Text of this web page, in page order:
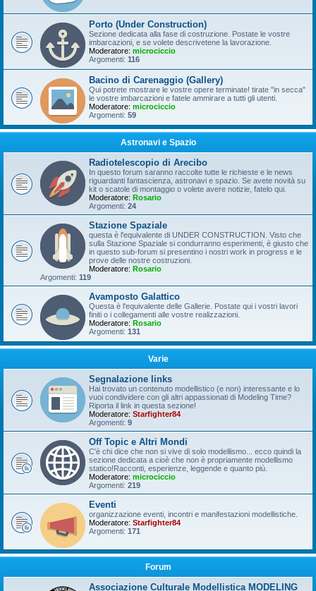
Porto (Under Construction)
Sezione dedicata alla fase di costruzione. Postate le vostre
imbarcazioni, e se volete descrivetene la lavorazione.
Moderatore: microciccio
Argomenti: 116
Bacino di Carenaggio (Gallery)
Qui potrete mostrare le vostre opere terminate! tirate "in secca"
le vostre imbarcazioni e fatele ammirare a tutti gli utenti.
Moderatore: microciccio
Argomenti: 59
Astronavi e Spazio
Radiotelescopio di Arecibo
In questo forum saranno raccolte tutte le richieste e le news
riguardanti fantascienza, astronavi e spazio. Se avete novità su
kit o scatole di montaggio o volete avere notizie, fatelo qui.
Moderatore: Rosario
Argomenti: 24
Stazione Spaziale
questa è l'equivalente di UNDER CONSTRUCTION. Visto che
sulla Stazione Spaziale si condurranno esperimenti, è giusto che
in questo sub-forum si presentino i nostri work in progress e le
prove delle nostre costruzioni.
Moderatore: Rosario
Argomenti: 119
Avamposto Galattico
Questa è l'equivalente delle Gallerie. Postate qui i vostri lavori
finiti o i collegamenti alle vostre realizzazioni.
Moderatore: Rosario
Argomenti: 131
Varie
Segnalazione links
Hai trovato un contenuto modellistico (e non) interessante e lo
vuoi condividere con gli altri appassionati di Modeling Time?
Riporta il link in questa sezione!
Moderatore: Starfighter84
Argomenti: 9
Off Topic e Altri Mondi
C'è chi dice che non si vive di solo modellismo... ecco quindi la
sezione dedicata a cioè che non è propriamente modellismo
statico!Racconti, esperienze, leggende e quanto più.
Moderatore: microciccio
Argomenti: 219
Eventi
organizzazione eventi, incontri e manifestazioni modellistiche.
Moderatore: Starfighter84
Argomenti: 171
Forum
Associazione Culturale Modellistica MODELING